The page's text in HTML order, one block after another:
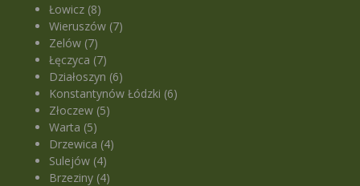
Łowicz (8)
Wieruszów (7)
Zelów (7)
Łęczyca (7)
Działoszyn (6)
Konstantynów Łódzki (6)
Złoczew (5)
Warta (5)
Drzewica (4)
Sulejów (4)
Brzeziny (4)